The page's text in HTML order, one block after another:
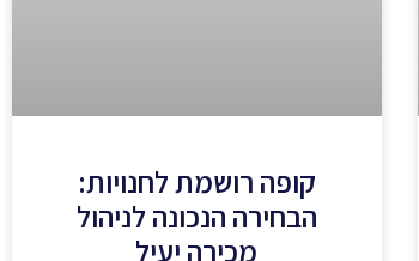
קופה רושמת לחנויות:
הבחירה הנכונה לניהול
מכירה יעיל